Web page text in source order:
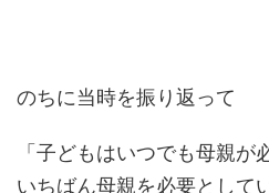
のちに当時を振り返って
「子どもはいつでも母親
いちばん母親を必要として